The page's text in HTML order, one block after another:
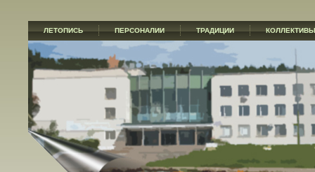
ЛЕТОПИСЬ ПЕРСОНАЛИИ ТРАДИЦИИ КОЛЛЕКТИВЫ